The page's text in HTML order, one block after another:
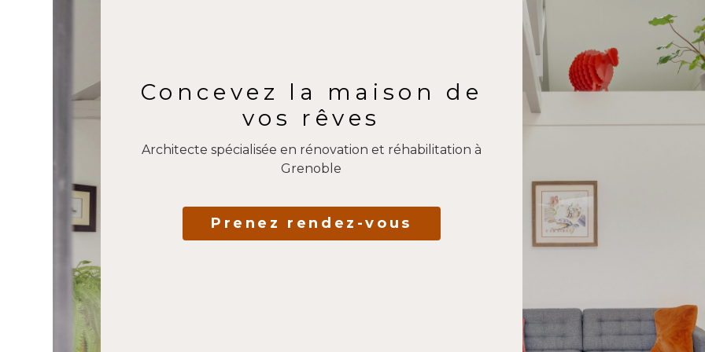
Concevez la maison de
vos rêves
Architecte spécialisée en rénovation et réhabilitation à
Grenoble
Prenez rendez-vous